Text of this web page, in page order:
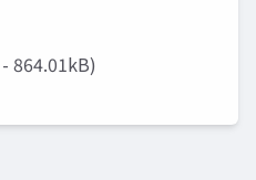
864.01kB)